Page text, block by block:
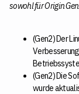
sowohl für Origin
(Gen2) Der
(Gen2) Die
wurde